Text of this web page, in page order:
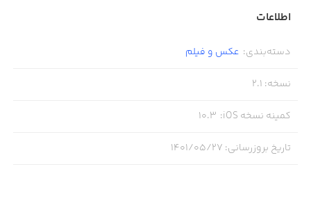
- Social Sharing: Facebook, Twitter, Mail etc.
اطلاعات
دسته‌بندی: عکس و فیلم
نسخه:
2.1
کمینه نسخه iOS :
10.3
تاریخ بروزرسانی: ۱۴۰۱/۰۵/۲۷